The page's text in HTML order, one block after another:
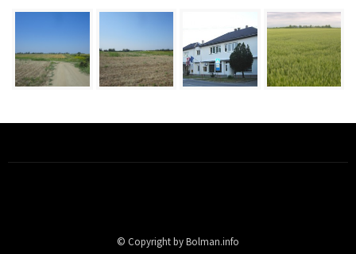
© Copyright by Bolman.info